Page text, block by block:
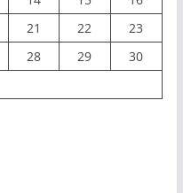
21 22
23
28 29
30